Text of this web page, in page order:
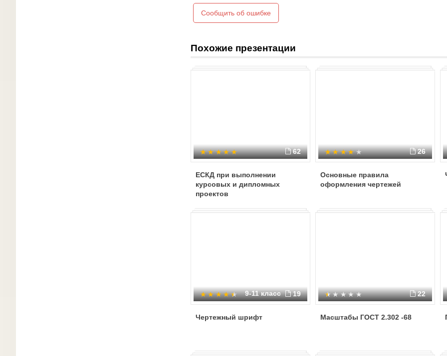
Сообщить об ошибке
Похожие презентации
62
ЕСКД при выполнении
курсовых и дипломных
проектов
26
Основные правила
оформления чертежей
9-11 класс 19
Чертежный шрифт
22
Масштабы ГОСТ 2.302 -68